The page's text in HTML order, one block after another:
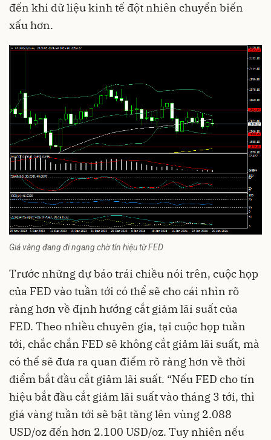
đến khi dữ liệu kinh tế đột nhiên chuyển biến
xấu hơn.
Giá vàng đang đi ngang chờ tín hiệu từ FED
Trước những dự báo trái chiều nói trên, cuộc họp
của FED vào tuần tới có thể sẽ cho cái nhìn rõ
ràng hơn về định hướng cắt giảm lãi suất của
FED. Theo nhiều chuyên gia, tại cuộc họp tuần
tới, chắc chắn FED sẽ không cắt giảm lãi suất, mà
có thể sẽ đưa ra quan điểm rõ ràng hơn về thời
điểm bắt đầu cắt giảm lãi suất. “Nếu FED cho tín
hiệu bắt đầu cắt giảm lãi suất vào tháng 3 tới, thì
giá vàng tuần tới sẽ bật tăng lên vùng 2.088
USD/oz đến hơn 2.100 USD/oz. Tuy nhiên nếu